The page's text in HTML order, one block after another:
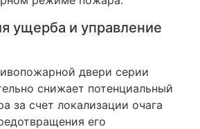
ущерба и управление
двери серии
снижает потенциальный
за счет локализации очага
его